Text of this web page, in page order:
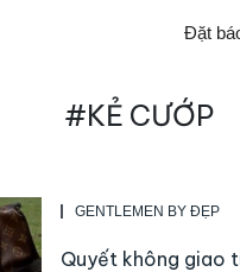
Đặt
#KẺ CƯỚP
GENTLEMEN BY ĐẸP
Quyết không giao